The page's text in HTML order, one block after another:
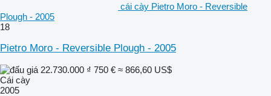
cái cày Pietro Moro - Reversible
Plough - 2005
18
Pietro Moro - Reversible Plough - 2005
22.730.000 ₫ 750 € ≈ 866,60 US$
Cái cày
2005